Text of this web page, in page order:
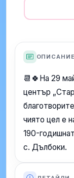
ОПИСАНИЕ
📆🍀На 29
център
чиято цел е
190-
с. Дълбоки.